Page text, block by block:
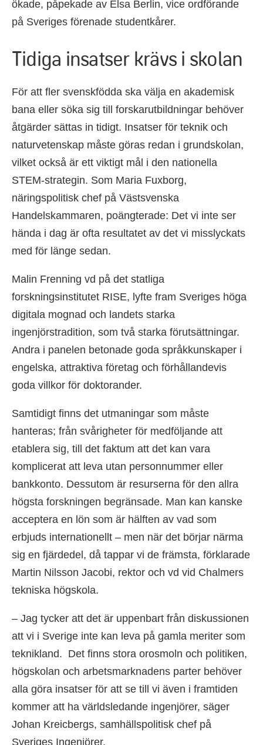
ökade, påpekade av Elsa Berlin, vice ordförande
på Sveriges förenade studentkårer.
Tidiga insatser krävs i skolan
För att fler svenskfödda ska välja en akademisk
bana eller söka sig till forskarutbildningar behöver
åtgärder sättas in tidigt. Insatser för teknik och
naturvetenskap måste göras redan i grundskolan,
vilket också är ett viktigt mål i den nationella
STEM-strategin. Som Maria Fuxborg,
näringspolitisk chef på Västsvenska
Handelskammaren, poängterade: Det vi inte ser
hända i dag är ofta resultatet av det vi misslyckats
med för länge sedan.
Malin Frenning vd på det statliga
forskningsinstitutet RISE, lyfte fram Sveriges höga
digitala mognad och landets starka
ingenjörstradition, som två starka förutsättningar.
Andra i panelen betonade goda språkkunskaper i
engelska, attraktiva företag och förhållandevis
goda villkor för doktorander.
Samtidigt finns det utmaningar som måste
hanteras; från svårigheter för medföljande att
etablera sig, till det faktum att det kan vara
komplicerat att leva utan personnummer eller
bankkonto. Dessutom är resurserna för den allra
högsta forskningen begränsade. Man kan kanske
acceptera en lön som är hälften av vad som
erbjuds internationellt – men när det börjar närma
sig en fjärdedel, då tappar vi de främsta, förklarade
Martin Nilsson Jacobi, rektor och vd vid Chalmers
tekniska högskola.
– Jag tycker att det är uppenbart från diskussionen
att vi i Sverige inte kan leva på gamla meriter som
teknikland. Det finns stora orosmoln och politiken,
högskolan och arbetsmarknadens parter behöver
alla göra insatser för att se till vi även i framtiden
kommer att ha världsledande ingenjörer, säger
Johan Kreicbergs, samhällspolitisk chef på
Sveriges Ingenjörer.